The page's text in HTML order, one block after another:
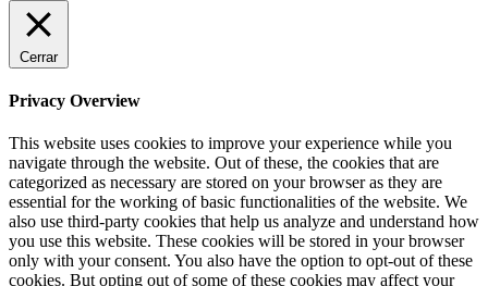
Cerrar
Privacy Overview
This website uses cookies to improve your experience while you
navigate through the website. Out of these, the cookies that are
categorized as necessary are stored on your browser as they are
essential for the working of basic functionalities of the website. We
also use third-party cookies that help us analyze and understand how
you use this website. These cookies will be stored in your browser
only with your consent. You also have the option to opt-out of these
cookies. But opting out of some of these cookies may affect your